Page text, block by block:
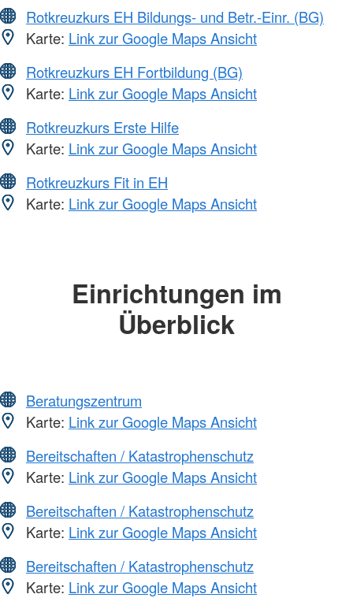
Rotkreuzkurs EH Bildungs- und Betr.-Einr. (BG)
Karte: Link zur Google Maps Ansicht
Rotkreuzkurs EH Fortbildung (BG)
Karte: Link zur Google Maps Ansicht
Rotkreuzkurs Erste Hilfe
Karte: Link zur Google Maps Ansicht
Rotkreuzkurs Fit in EH
Karte: Link zur Google Maps Ansicht
Einrichtungen im
Überblick
Beratungszentrum
Karte: Link zur Google Maps Ansicht
Bereitschaften / Katastrophenschutz
Karte: Link zur Google Maps Ansicht
Bereitschaften / Katastrophenschutz
Karte: Link zur Google Maps Ansicht
Bereitschaften / Katastrophenschutz
Karte: Link zur Google Maps Ansicht